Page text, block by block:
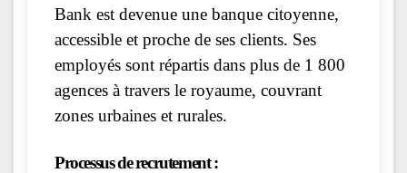
Bank est devenue une banque citoyenne,
accessible et proche de ses clients. Ses
employés sont répartis dans plus de 1 800
agences à travers le royaume, couvrant
zones urbaines et rurales.
Processus de recrutement :